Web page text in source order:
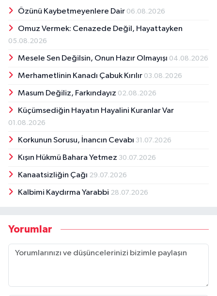
Özünü Kaybetmeyenlere Dair 06.08.2026
Omuz Vermek: Cenazede Değil, Hayattayken
05.08.2026
Mesele Sen Değilsin, Onun Hazır Olmayışı 04.08.2026
Merhametlinin Kanadı Çabuk Kırılır 03.08.2026
Masum Değiliz, Farkındayız 02.08.2026
Küçümsediğin Hayatın Hayalini Kuranlar Var
01.08.2026
Korkunun Sorusu, İnancın Cevabı 31.07.2026
Kışın Hükmü Bahara Yetmez 30.07.2026
Kanaatsizliğin Çağı 29.07.2026
Kalbimi Kaydırma Yarabbi 28.07.2026
Yorumlar